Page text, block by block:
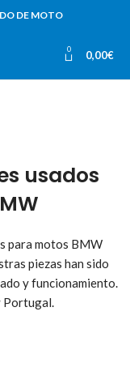
DE MOTO
0 0,00€
usados
para motos BMW
piezas han sido
y funcionamiento.
Portugal.